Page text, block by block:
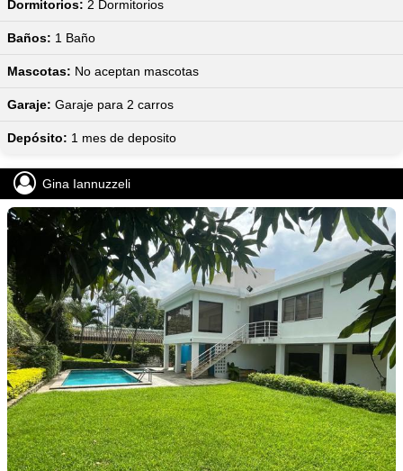
Dormitorios: 2 Dormitorios
Baños: 1 Baño
Mascotas: No aceptan mascotas
Garaje: Garaje para 2 carros
Depósito: 1 mes de deposito
Gina Iannuzzeli